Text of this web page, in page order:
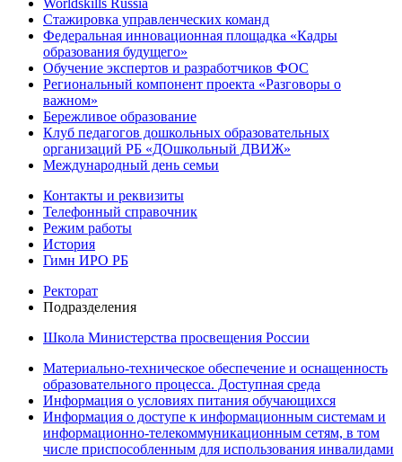
Worldskills Russia
Стажировка управленческих команд
Федеральная инновационная площадка «Кадры
образования будущего»
Обучение экспертов и разработчиков ФОС
Региональный компонент проекта «Разговоры о
важном»
Бережливое образование
Клуб педагогов дошкольных образовательных
организаций РБ «ДОшкольный ДВИЖ»
Международный день семьи
Контакты и реквизиты
Телефонный справочник
Режим работы
История
Гимн ИРО РБ
Ректорат
Подразделения
Школа Министерства просвещения России
Материально-техническое обеспечение и оснащенность
образовательного процесса. Доступная среда
Информация о условиях питания обучающихся
Информация о доступе к информационным системам и
информационно-телекоммуникационным сетям, в том
числе приспособленным для использования инвалидами